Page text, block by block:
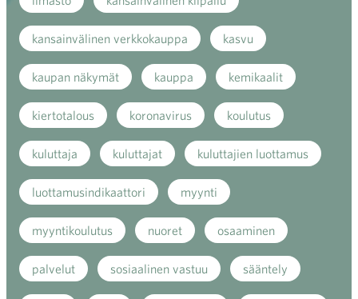
kansainvälinen verkkokauppa kasvu
kaupan näkymät kauppa kemikaalit
kiertotalous koronavirus koulutus
kuluttaja kuluttajat kuluttajien luottamus
luottamusindikaattori myynti
myyntikoulutus nuoret osaaminen
palvelut sosiaalinen vastuu sääntely